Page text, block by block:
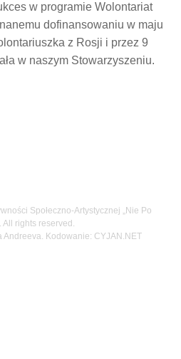
w programie Wolontariat
dofinansowaniu w maju
z Rosji i przez 9
w naszym Stowarzyszeniu.
Społeczno-Artystycznej „Nie Po
All rights reserved.
Andreeva. Kodowanie: CYJAN.NET